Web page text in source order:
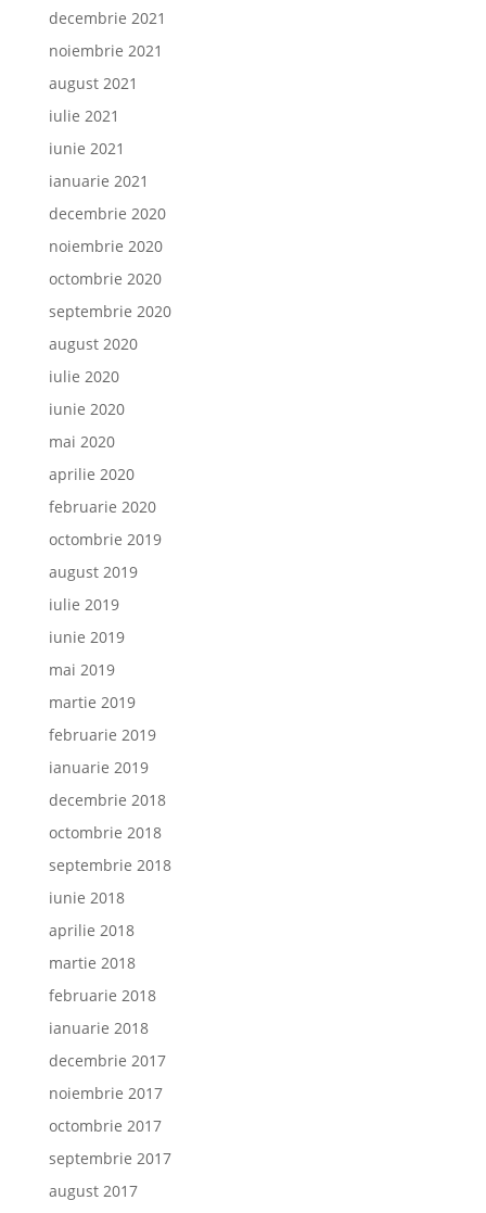
decembrie 2021
noiembrie 2021
august 2021
iulie 2021
iunie 2021
ianuarie 2021
decembrie 2020
noiembrie 2020
octombrie 2020
septembrie 2020
august 2020
iulie 2020
iunie 2020
mai 2020
aprilie 2020
februarie 2020
octombrie 2019
august 2019
iulie 2019
iunie 2019
mai 2019
martie 2019
februarie 2019
ianuarie 2019
decembrie 2018
octombrie 2018
septembrie 2018
iunie 2018
aprilie 2018
martie 2018
februarie 2018
ianuarie 2018
decembrie 2017
noiembrie 2017
octombrie 2017
septembrie 2017
august 2017